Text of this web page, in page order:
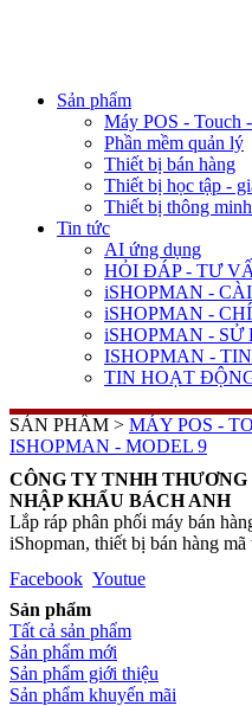
Sản phẩm
Máy POS - Touch
Phần mềm quản lý
Thiết bị bán hàng
Thiết bị học tập -
Thiết bị thông
Tin tức
AI ứng dụng
HỎI ĐÁP - TƯ
iSHOPMAN -
iSHOPMAN -
iSHOPMAN - SỬ
ISHOPMAN -
TIN HOẠT
SẢN PHẨM > MÁY POS -
ISHOPMAN - MODEL 9
CÔNG TY TNHH
NHẬP KHẨU BÁCH ANH
Lắp ráp phân phối máy bán
iShopman, thiết bị bán hàng mã
Facebook Youtue
Sản phẩm
Tất cả sản phẩm
Sản phẩm mới
Sản phẩm giới thiệu
Sản phẩm khuyến mãi